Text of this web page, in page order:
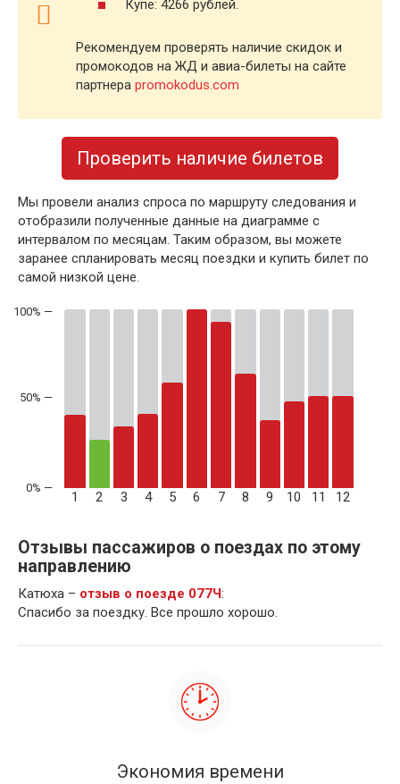
Купе: 4266 рублей.
Рекомендуем проверять наличие скидок и
промокодов на ЖД и авиа-билеты на сайте
партнера promokodus.com
Проверить наличие билетов
Мы провели анализ спроса по маршруту следования и
отобразили полученные данные на диаграмме с
интервалом по месяцам. Таким образом, вы можете
заранее спланировать месяц поездки и купить билет по
самой низкой цене.
50% —
1 2 3 4 5 6 7 8 9 10 11 12
Отзывы пассажиров о поездах по этому
направлению
Катюха – отзыв о поезде 077Ч:
Спасибо за поездку. Все прошло хорошо.
Экономия времени